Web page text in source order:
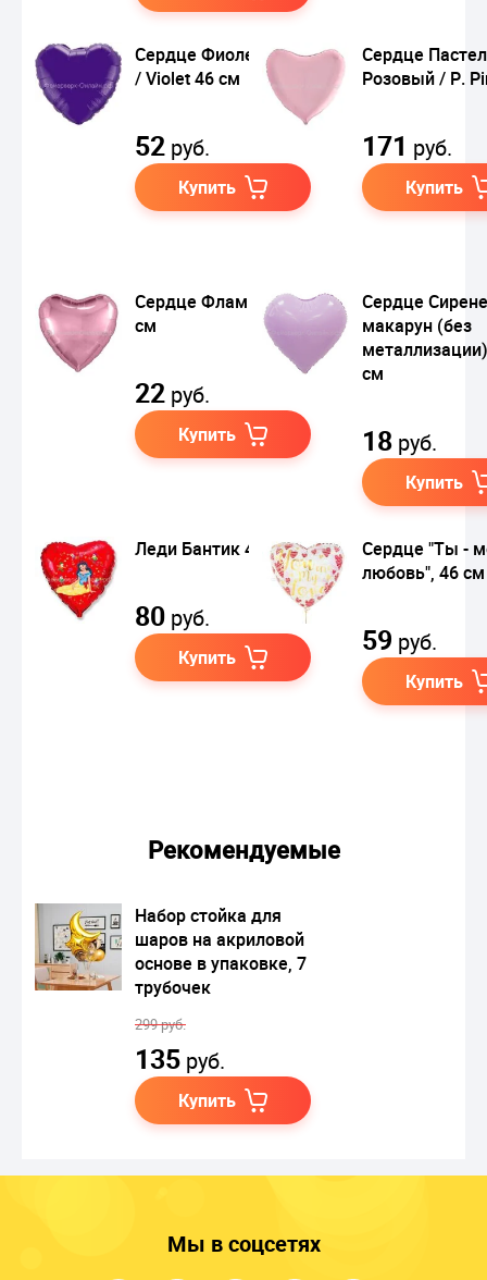
Сердце Фиолетовый
/ Violet 46 см
52 руб.
Купить
Сердце
Розовый / P.
171 руб.
Купить
Сердце Фламинго 23
см
22 руб.
Купить
Сердце
макарун (без
см
18 руб.
Купить
Леди Бантик 46 см
80 руб.
Купить
Сердце "Ты -
любовь", 46 см
59 руб.
Купить
Рекомендуемые
Набор стойка для
шаров на акриловой
основе в упаковке, 7
трубочек
299 руб.
135 руб.
Купить
Мы в соцсетях